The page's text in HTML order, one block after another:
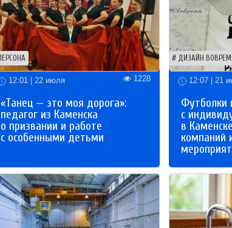
ПЕРСОНА
12:01 | 22 июля 1228
«Танец — это моя дорога»:
педагог из Каменска
о призвании и работе
с особенными детьми
ДИЗАЙН
12:07 | 21
Футболки
с
в
компаний